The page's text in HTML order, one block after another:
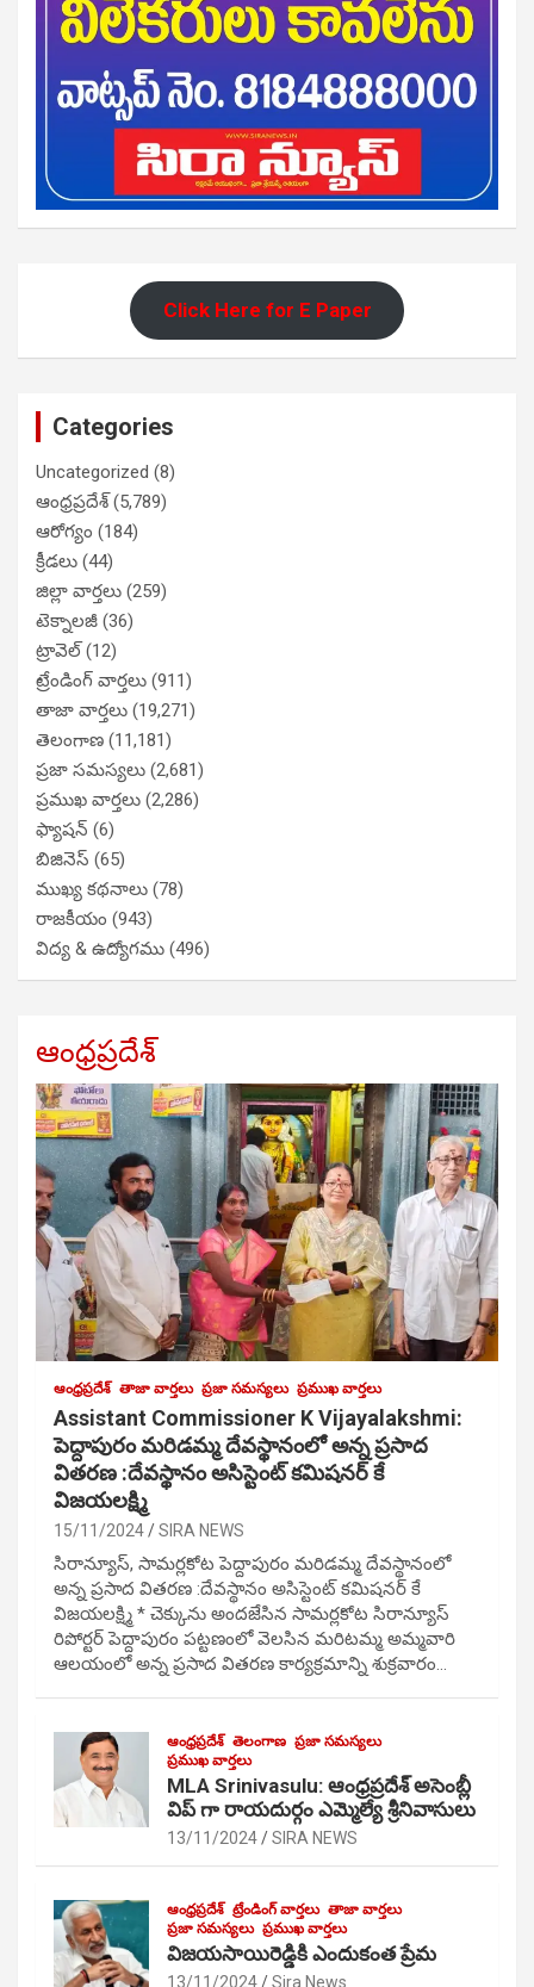
Click Here for E Paper
Categories
Uncategorized (8)
ఆంధ్రప్రదేశ్(5,789)
ఆరోగ్యం (184)
క్రీడలు (44)
జిల్లా వార్తలు (259)
టెక్నాలజీ (36)
ట్రావెల్(12)
ట్రేండింగ్ వార్తలు (911)
తాజా వార్తలు (19,271)
తెలంగాణ (11,181)
ప్రజా సమస్యలు (2,681)
ప్రముఖ వార్తలు (2,286)
ఫ్యాషన్ (6)
బిజినెస్ (65)
ముఖ్య కథనాలు (78)
రాజకీయం (943)
విద్య & ఉద్యోగము (496)
ఆంధ్రప్రదేశ్
ఆంధ్రప్రదేశ్ తాజా వార్తలు ప్రజా సమస్యలు ప్రముఖ వార్తలు
Assistant Commissioner K Vijayalakshmi:
పెద్దాపురం మరిడమ్మ దేవస్థానంలో అన్న ప్రసాద
వితరణ :దేవస్థానం అసిస్టెంట్ కమిషనర్ కే
విజయలక్ష్మి
15/11/2024 SIRA NEWS
సిరాన్యూస్, సామర్లకోట పెద్దాపురం మరిడమ్మ దేవస్థానంలో
అన్న ప్రసాద వితరణ :దేవస్థానం అసిస్టెంట్ కమిషనర్ కే
విజయలక్ష్మి * చెక్కును అందజేసిన సామర్లకోట సిరాన్యూస్
రిపోర్టర్ పెద్దాపురం పట్టణంలో వెలసిన మరిటమ్మ అమ్మవారి
ఆలయంలో అన్న ప్రసాద వితరణ కార్యక్రమాన్ని శుక్రవారం…
ఆంధ్రప్రదేశ్ తెలంగాణ ప్రజా సమస్యలు
ప్రముఖ వార్తలు
MLA Srinivasulu: ఆంధ్రప్రదేశ్ అసెంబ్లీ
విప్ గా రాయదుర్గం ఎమ్మెల్యే శ్రీనివాసులు
13/11/2024 SIRA NEWS
ఆంధ్రప్రదేశ్ ట్రేండింగ్ వార్తలు తాజా వార్తలు
ప్రజా సమస్యలు ప్రముఖ వార్తలు
విజయసాయిరెడ్డికి ఎందుకంత ప్రేమ
13/11/2024 Sira News